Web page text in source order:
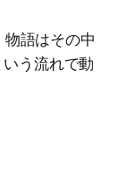
語はその中
う流れで動